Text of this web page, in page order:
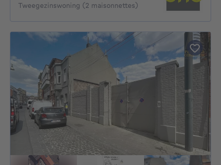
Tweegezinswoning (2 maisonnettes)